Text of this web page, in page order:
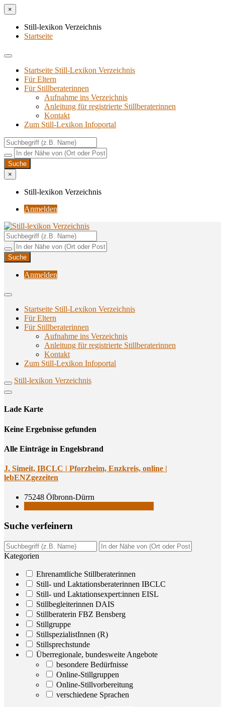
×
Still-lexikon Verzeichnis
Startseite
Startseite Still-Lexikon Verzeichnis
Für Eltern
Für Stillberaterinnen
Aufnahme ins Verzeichnis
Anlei­tung für regis­trier­te Stillberaterinnen
Kon­takt
Zum Still-Lexikon Infoportal
×
Still-lexikon Verzeichnis
Anmelden
Still-lexikon Verzeichnis
Unterstützungsangebote rund ums Stillen
Anmelden
Startseite Still-Lexikon Verzeichnis
Für Eltern
Für Stillberaterinnen
Aufnahme ins Verzeichnis
Anlei­tung für regis­trier­te Stillberaterinnen
Kon­takt
Zum Still-Lexikon Infoportal
Still-lexikon Verzeichnis
Lade Karte
Кeine Ergebnisse gefunden
Alle Einträge in Engelsbrand
J. Simeit, IBCLC | Pforz­heim, Enz­kreis, online |
lebENZgezeiten
75248 Ölbronn-Dürrn
Suche ver­fei­nern
Kategorien
Ehrenamtliche Stillberaterinnen
Still- und Laktationsberaterinnen IBCLC
Still- und Laktationsexpert:innen EISL
Stillbegleiterinnen DAIS
Stillberaterin FBZ Bensberg
Stillgruppe
StillspezialistInnen (R)
Stillsprechstunde
Überregionale, bundesweite Angebote
besondere Bedürfnisse
Online-Stillgruppen
Online-Stillvorbereitung
verschiedene Sprachen